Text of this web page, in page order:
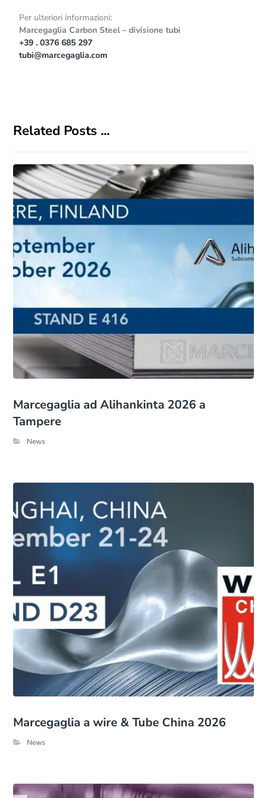
Per ulteriori informazioni:
Marcegaglia Carbon Steel – divisione tubi
+39 . 0376 685 297
tubi@marcegaglia.com
Related Posts ...
Marcegaglia ad Alihankinta 2026 a
Tampere
News
Marcegaglia a wire & Tube China 2026
News